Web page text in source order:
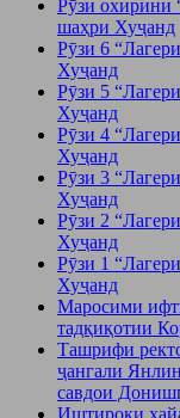
Рӯзи охирини
шаҳри Хуҷанд
Рӯзи 6
Хуҷанд
Рӯзи 5
Хуҷанд
Рӯзи 4
Хуҷанд
Рӯзи 3
Хуҷанд
Рӯзи 2
Хуҷанд
Рӯзи 1
Хуҷанд
Маросими
тадқиқотии
Ташрифи
ҷангали
савдои
Иштироки